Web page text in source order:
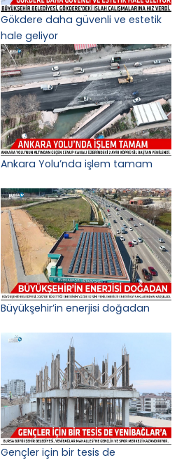
Gökdere daha güvenli ve estetik
hale geliyor
Ankara Yolu’nda işlem tamam
Büyükşehir’in enerjisi doğadan
Gençler için bir tesis de